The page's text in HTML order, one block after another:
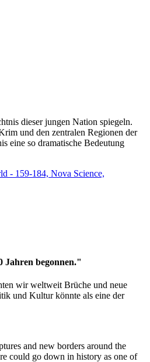
dieser jungen Nation spiegeln.
und den zentralen Regionen der
eine so dramatische Bedeutung
- 159-184, Nova Science,
Jahren begonnen."
wir weltweit Brüche und neue
und Kultur könnte als eine der
and new borders around the
could go down in history as one of